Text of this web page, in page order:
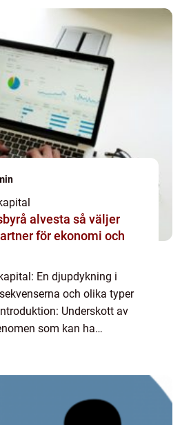
alvesta så väljer
för ekonomi och
En djupdykning i
och olika typer
Underskott av
som kan ha